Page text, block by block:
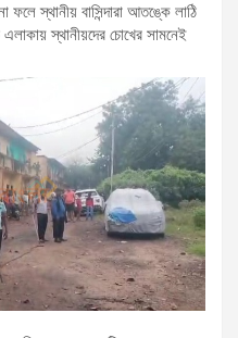
স্থানীয় বাসিন্দারা আতঙ্কে লাঠি
স্থানীয়দের চোখের সামনেই